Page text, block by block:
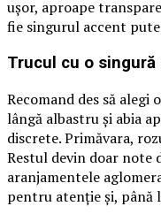
ușor, aproape
fie singurul accent
Trucul cu o
Recomand des să
lângă albastru și abia
discrete. Primăvara,
Restul devin doar note
aranjamentele
pentru atenție și, până